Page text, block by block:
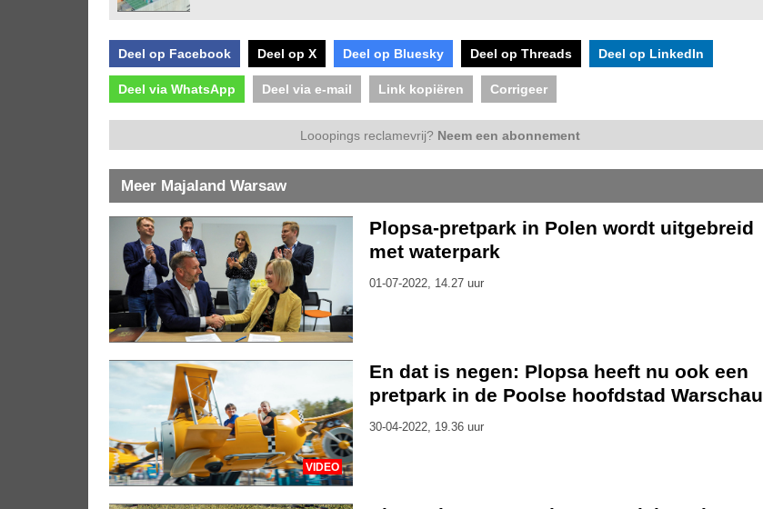
Deel op Facebook Deel op X Deel op Bluesky Deel op Threads Deel op LinkedIn
Deel via WhatsApp Deel via e-mail Link kopiëren Corrigeer
Looopings reclamevrij? Neem een abonnement
Meer Majaland Warsaw
Plopsa-pretpark in Polen wordt uitgebreid
met waterpark
01-07-2022, 14.27 uur
VIDEO
En dat is negen: Plopsa heeft nu ook een
pretpark in de Poolse hoofdstad Warschau
30-04-2022, 19.36 uur